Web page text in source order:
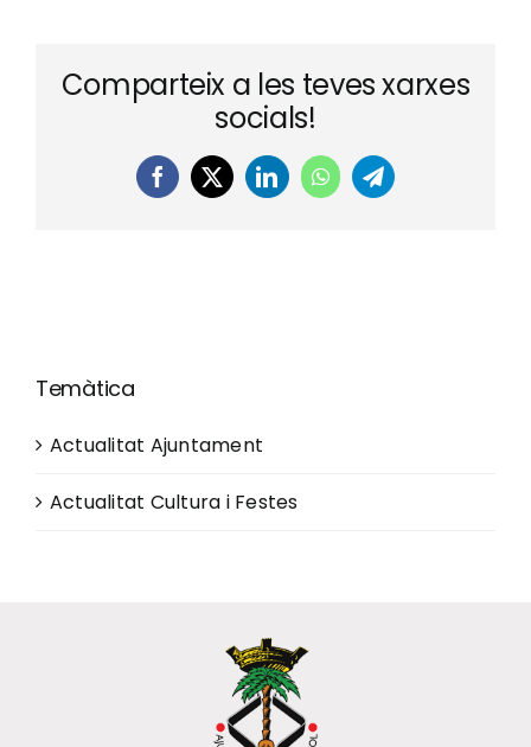
Comparteix a les teves xarxes
socials!
Facebook
X LinkedInWhatsAppTelegram
Temàtica
Actualitat Ajuntament
Actualitat Cultura i Festes